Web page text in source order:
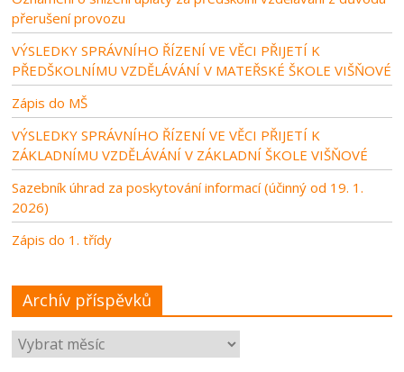
přerušení provozu
VÝSLEDKY SPRÁVNÍHO ŘÍZENÍ VE VĚCI PŘIJETÍ K
PŘEDŠKOLNÍMU VZDĚLÁVÁNÍ V MATEŘSKÉ ŠKOLE VIŠŇOVÉ
Zápis do MŠ
VÝSLEDKY SPRÁVNÍHO ŘÍZENÍ VE VĚCI PŘIJETÍ K
ZÁKLADNÍMU VZDĚLÁVÁNÍ V ZÁKLADNÍ ŠKOLE VIŠŇOVÉ
Sazebník úhrad za poskytování informací (účinný od 19. 1.
2026)
Zápis do 1. třídy
Archív příspěvků